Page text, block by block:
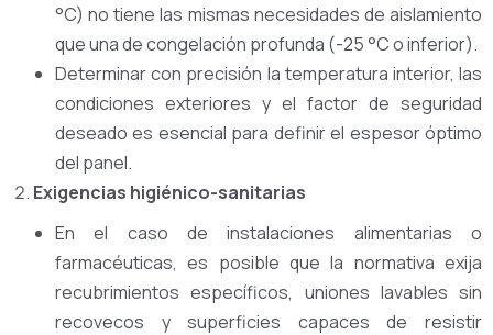
°C) no tiene las mismas necesidades de aislamiento
que una de congelación profunda (-25 °C o inferior).
Determinar con precisión la temperatura interior, las
condiciones exteriores y el factor de seguridad
deseado es esencial para definir el espesor óptimo
del panel.
Exigencias higiénico-sanitarias
En el caso de instalaciones alimentarias o
farmacéuticas, es posible que la normativa exija
recubrimientos específicos, uniones lavables sin
recovecos y superficies capaces de resistir